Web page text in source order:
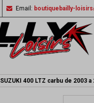
Email: boutiquebailly-
SUZUKI 400 LTZ carbu de 2003 a